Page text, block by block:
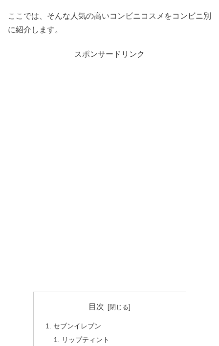
ここでは、そんな人気の高いコンビニコスメをコンビニ別
に紹介します。
スポンサードリンク
目次
セブンイレブン
リップティント